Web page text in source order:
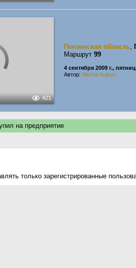
421
Пензенская область,
Маршрут 99
4 сентября 2009 г.,
Автор: Michal Isakov
на предприятие
только зарегистрированные